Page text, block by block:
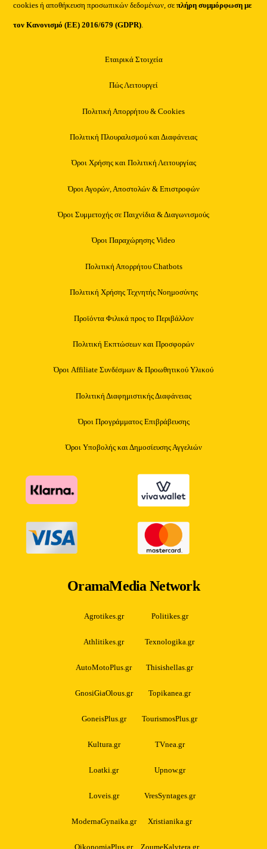
cookies ή αποθήκευση προσωπικών δεδομένων, σεπλήρη συμμόρφωση με
τον Κανονισμό (ΕΕ) 2016/679 (GDPR).
Εταιρικά Στοιχεία
Πώς Λειτουργεί
Πολιτική Απορρήτου & Cookies
Πολιτική Πλουραλισμού και Διαφάνειας
Όροι Χρήσης και Πολιτική Λειτουργίας
Όροι Αγορών, Αποστολών & Επιστροφών
Όροι Συμμετοχής σε Παιχνίδια & Διαγωνισμούς
Όροι Παραχώρησης Video
Πολιτική Απορρήτου Chatbots
Πολιτική Χρήσης Τεχνητής Νοημοσύνης
Προϊόντα Φιλικά προς το Περιβάλλον
Πολιτική Εκπτώσεων και Προσφορών
Όροι Affiliate Συνδέσμων & Προωθητικού Υλικού
Πολιτική Διαφημιστικής Διαφάνειας
Όροι Προγράμματος Επιβράβευσης
Όροι Υποβολής και Δημοσίευσης Αγγελιών
OramaMedia Network
Agrotikes.gr Politikes.gr
Athlitikes.gr Texnologika.gr
AutoMotoPlus.gr Thisishellas.gr
GnosiGiaOlous.gr Topikanea.gr
GoneisPlus.gr TourismosPlus.gr
Kultura.gr TVnea.gr
Loatki.gr Upnow.gr
Loveis.gr VresSyntages.gr
ModernaGynaika.gr Xristianika.gr
OikonomiaPlus.gr ZoumeKalytera.gr